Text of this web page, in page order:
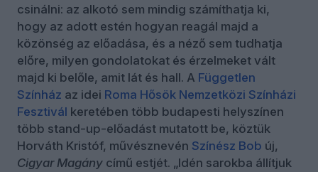
csinálni: az alkotó sem mindig számíthatja ki,
hogy az adott estén hogyan reagál majd a
közönség az előadása, és a néző sem tudhatja
előre, milyen gondolatokat és érzelmeket vált
majd ki belőle, amit lát és hall. A Független
Színház az idei Roma Hősök Nemzetközi Színházi
Fesztivál keretében több budapesti helyszínen
több stand-up-előadást mutatott be, köztük
Horváth Kristóf, művésznevén Színész Bob új,
Cigyar Magány című estjét. „Idén sarokba állítjuk